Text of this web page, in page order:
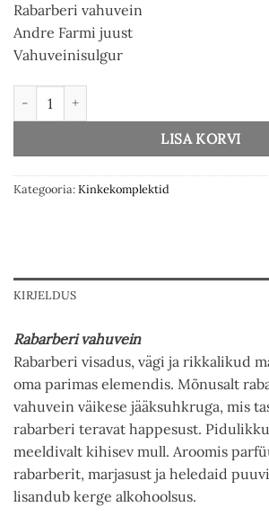
Rabarberi vahuvein
Andre Farmi juust
Vahuveinisulgur
Kinkekomplekt Rabarberi vahuveiniga
LISA KORVI
Kategooria:Kinkekomplektid
KIRJELDUS
Rabarberi vahuvein
Rabarberi visadus, vägi ja rikkalikud
oma parimas elemendis. Mõnusalt
vahuvein väikese jääksuhkruga, mis
rabarberi teravat happesust.
meeldivalt kihisev mull. Aroomis
rabarberit, marjasust ja heledaid
lisandub kerge alkohoolsus.